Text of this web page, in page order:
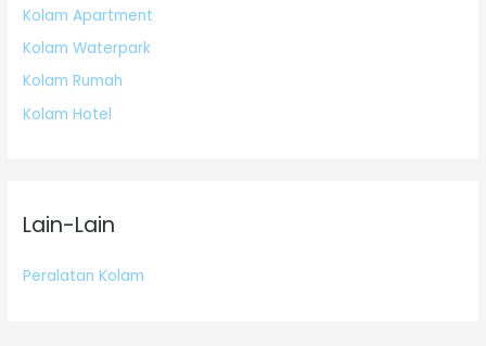
Kolam Apartment
Kolam Waterpark
Kolam Rumah
Kolam Hotel
Lain-Lain
Peralatan Kolam